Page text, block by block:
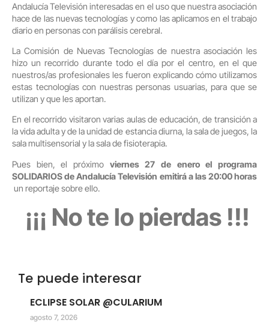
Andalucía Televisión interesadas en el uso que nuestra asociación
hace de las nuevas tecnologías y como las aplicamos en el trabajo
diario en personas con parálisis cerebral.
La Comisión de Nuevas Tecnologías de nuestra asociación les
hizo un recorrido durante todo el día por el centro, en el que
nuestros/as profesionales les fueron explicando cómo utilizamos
estas tecnologías con nuestras personas usuarias, para que se
utilizan y que les aportan.
En el recorrido visitaron varias aulas de educación, de transición a
la vida adulta y de la unidad de estancia diurna, la sala de juegos, la
sala multisensorial y la sala de fisioterapia.
Pues bien, el próximo viernes 27 de enero el programa
SOLIDARIOS de Andalucía Televisión emitirá a las 20:00 horas
un reportaje sobre ello.
¡¡¡ No te lo pierdas !!!
Te puede interesar
ECLIPSE SOLAR @CULARIUM
agosto 7, 2026